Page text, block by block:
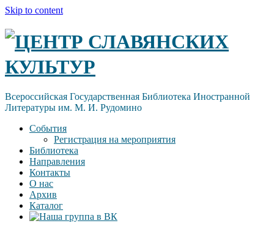
Skip to content
ЦЕНТР СЛАВЯНСКИХ
КУЛЬТУР
Всероссийская Государственная Библиотека Иностранной
Литературы им. М. И. Рудомино
События
Регистрация на мероприятия
Библиотека
Направления
Контакты
О нас
Архив
Каталог